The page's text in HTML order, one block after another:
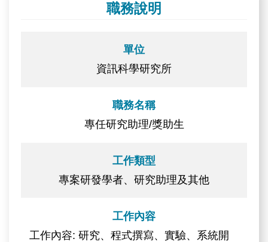
職務說明
單位
資訊科學研究所
職務名稱
專任研究助理/獎助生
工作類型
專案研發學者、研究助理及其他
工作內容
工作內容: 研究、程式撰寫、實驗、系統開